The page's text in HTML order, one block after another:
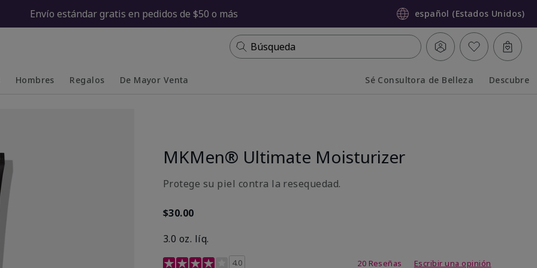
Envío estándar gratis en pedidos de $50 o más español (Estados Unidos)
Búsqueda
Hombres Regalos De Mayor Venta Sé Consultora de Belleza Descubre
MKMen® Ultimate Moisturizer
Protege su piel contra la resequedad.
$30.00
3.0 oz. líq.
Calificación de clientes de 3,7 de 5
4.0 20 Reseñas Escribir una opinión